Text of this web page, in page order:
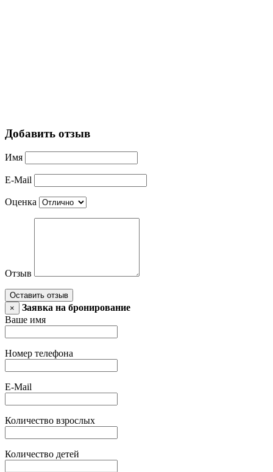
Добавить отзыв
Имя
E-Mail
Оценка
Отзыв
Оставить отзыв
×
Заявка на бронирование
Ваше имя
Номер телефона
E-Mail
Количество взрослых
Количество детей